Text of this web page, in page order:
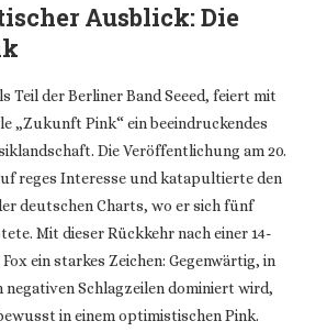
Ausblick: Die
Teil der Berliner Band Seeed, feiert mit
„Zukunft Pink“ ein beeindruckendes
Die Veröffentlichung am 20.
reges Interesse und katapultierte den
deutschen Charts, wo er sich fünf
Mit dieser Rückkehr nach einer 14-
ein starkes Zeichen: Gegenwärtig, in
negativen Schlagzeilen dominiert wird,
in einem optimistischen Pink.